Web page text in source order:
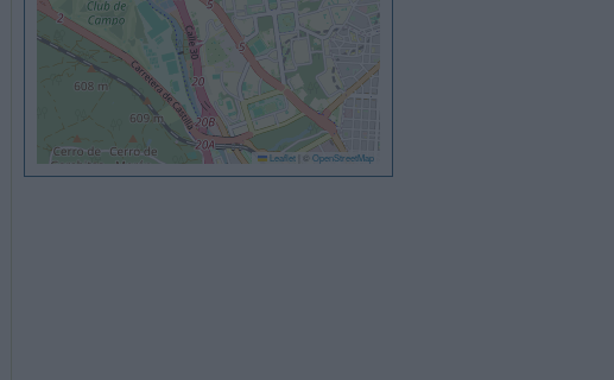
Leaflet © OpenStreetMap